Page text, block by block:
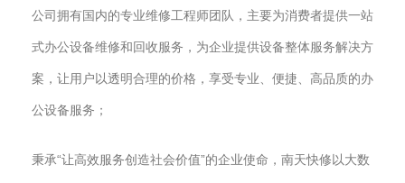
公司拥有国内的专业维修工程师团队，主要为消费者提供一站
式办公设备维修和回收服务，为企业提供设备整体服务解决方
案，让用户以透明合理的价格，享受专业、便捷、高品质的办
公设备服务；
秉承“让高效服务创造社会价值”的企业使命，南天快修以大数